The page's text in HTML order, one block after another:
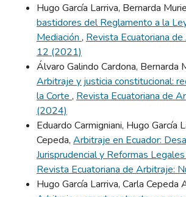
Hugo García Larriva, Bernarda
bastidores del Reglamento a la
Mediación , Revista Ecuatoriana
12 (2021)
Álvaro Galindo Cardona, Bernarda
Arbitraje y justicia constitucional:
la Corte , Revista Ecuatoriana de
(2024)
Eduardo Carmigniani, Hugo García
Cepeda, Arbitraje en Ecuador:
Jurisprudencial y Reformas
Revista Ecuatoriana de Arbitraje:
Hugo García Larriva, Carla Cepeda